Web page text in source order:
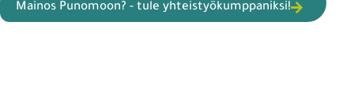
Mainos Punomoon? - tule yhteistyökumppaniksi!